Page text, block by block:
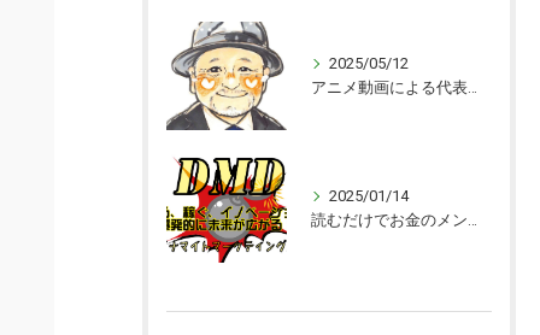
2025/05/12
2025/01/14